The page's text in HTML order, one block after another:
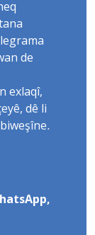
de
exlaqî,
dê li